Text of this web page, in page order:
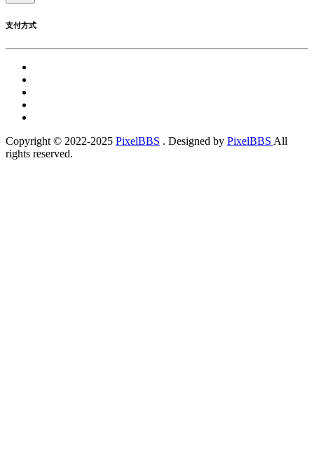
支付方式
Copyright © 2022-2025 PixelBBS . Designed by PixelBBS All
rights reserved.